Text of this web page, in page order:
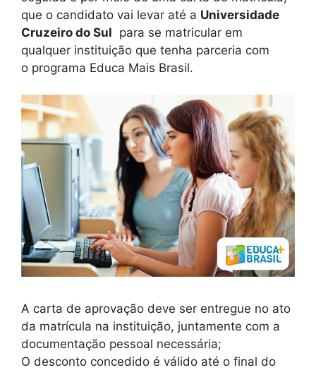
que o candidato vai levar até a Universidade
Cruzeiro do Sul para se matricular em
qualquer instituição que tenha parceria com
o programa Educa Mais Brasil.
A carta de aprovação deve ser entregue no ato
da matrícula na instituição, juntamente com a
documentação pessoal necessária;
O desconto concedido é válido até o final do